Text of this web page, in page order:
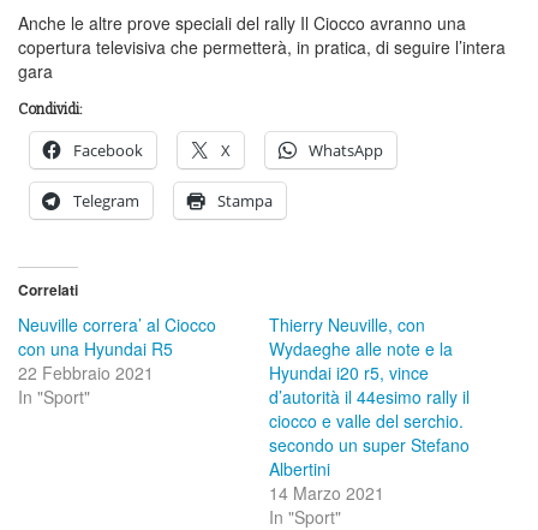
Anche le altre prove speciali del rally Il Ciocco avranno una
copertura televisiva che permetterà, in pratica, di seguire l’intera
gara
Condividi:
Facebook X WhatsApp
Telegram Stampa
Correlati
Neuville correra’ al Ciocco
con una Hyundai R5
22 Febbraio 2021
In "Sport"
Thierry Neuville, con
Wydaeghe alle note e la
Hyundai i20 r5, vince
d’autorità il 44esimo rally il
ciocco e valle del serchio.
secondo un super Stefano
Albertini
14 Marzo 2021
In "Sport"